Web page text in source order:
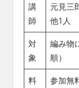
講
師
元見三
他1人
対
象
編み物
順）
料
参加無